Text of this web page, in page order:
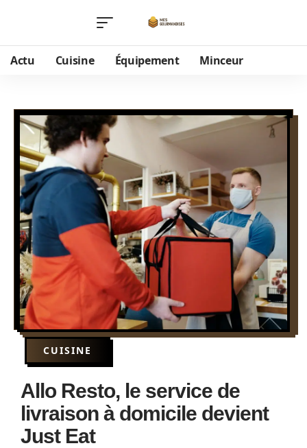
Actu Cuisine Équipement Minceur
CUISINE
Allo Resto, le service de
livraison à domicile devient
Just Eat